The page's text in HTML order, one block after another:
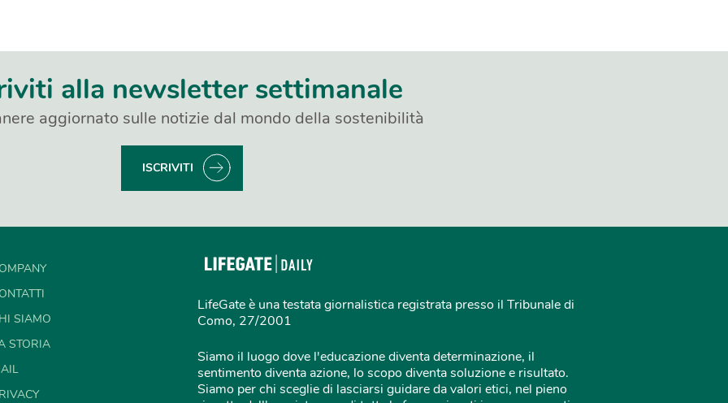
alla newsletter settimanale
aggiornato sulle notizie dal mondo della sostenibilità
ISCRIVITI
SIAMO
STORIA
LifeGate è una testata giornalistica registrata presso il Tribunale di
Como, 27/2001
Siamo il luogo dove l'educazione diventa determinazione, il
sentimento diventa azione, lo scopo diventa soluzione e risultato.
Siamo per chi sceglie di lasciarsi guidare da valori etici, nel pieno